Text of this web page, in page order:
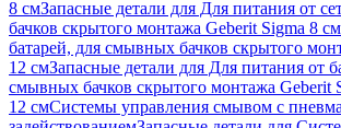
8 смЗапасные детали для Для питания от
бачков скрытого монтажа Geberit Sigma 8 см
батарей, для смывных бачков скрытого
12 смЗапасные детали для Для питания от
смывных бачков скрытого монтажа Geberit
12 смСистемы управления смывом с